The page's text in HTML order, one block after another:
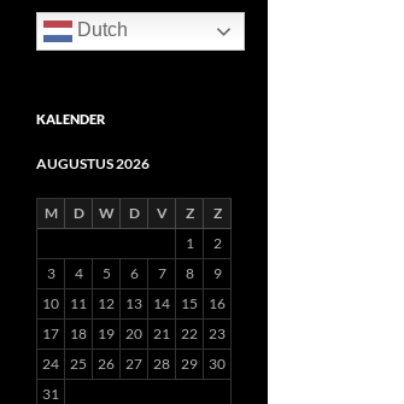
Dutch
KALENDER
AUGUSTUS 2026
M D W D V Z
Z
1
2
3
4 5 6 7 8
9
10
11 12 13 14 15
16
17
18 19 20 21 22
23
24
25 26 27 28 29
30
31